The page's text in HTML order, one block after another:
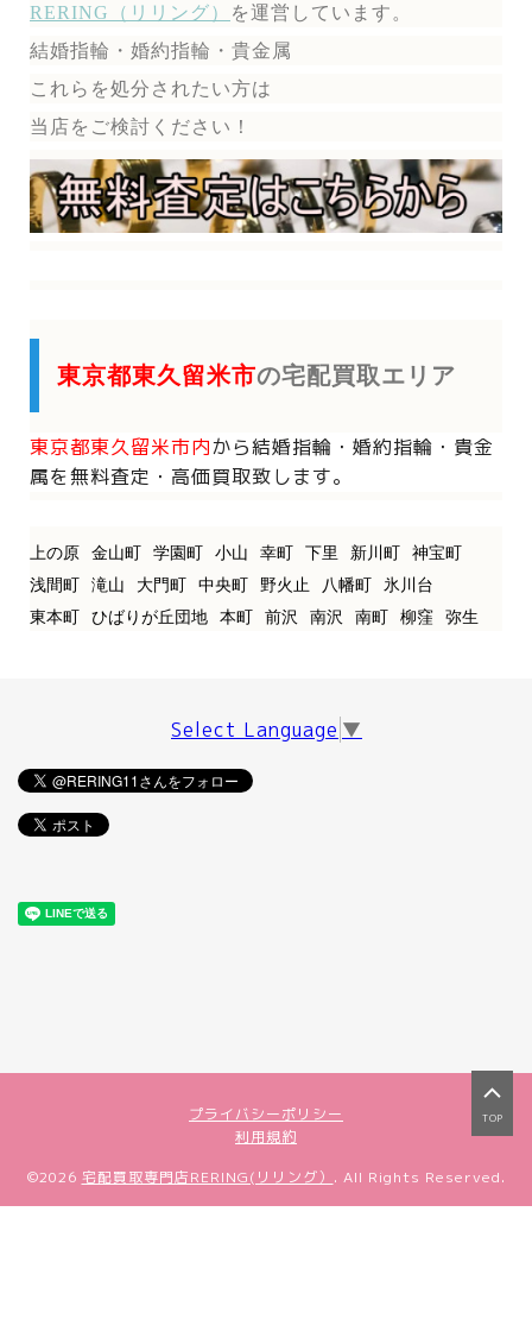
RERING（リリング）
を運営しています。
結婚指輪・婚約指輪・貴金属
これらを処分されたい方は
当店をご検討ください！
東京都東久留米市の宅配買取エリア
東京都東久留米市内から結婚指輪・婚約指輪・貴金
属を無料査定・高価買取致します。
上の原 金山町 学園町 小山 幸町 下里 新川町
神宝町
浅間町
滝山 大門町 中央町 野火止 八幡町
氷川台
東本町
ひばりが丘団地 本町 前沢 南沢 南町 柳窪 弥生
Select Language ▼
プライバシーポリシー
利用規約
TOP
©2026 宅配買取専門店RERING(リリング） . All Rights Reserved.